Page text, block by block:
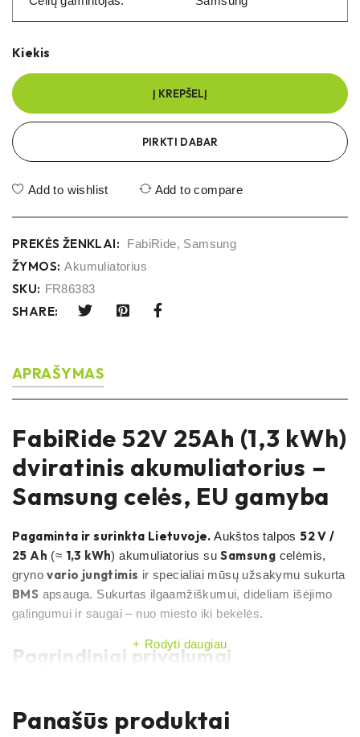
Kiekis
Į KREPŠELĮ
PIRKTI DABAR
Add to wishlist Add to compare
PREKĖS ŽENKLAI: FabiRide, Samsung
ŽYMOS: Akumuliatorius
SKU: FR86383
SHARE:
APRAŠYMAS
FabiRide 52V 25Ah (1,3 kWh)
dviratinis akumuliatorius –
Samsung celės, EU gamyba
Pagaminta ir surinkta Lietuvoje. Aukštos talpos52 V /
25 Ah (≈ 1,3 kWh) akumuliatorius suSamsung celėmis,
grynovario jungtimis ir specialiai mūsų užsakymu sukurta
BMS apsauga. Sukurtas ilgaamžiškumui, dideliam išėjimo
galingumui ir saugai – nuo miesto iki bekelės.
Pagrindiniai privalumai
kiekvienas vienetas
patikrinamas prieš
išsiunčiant
Rodyti daugiau
Panašūs produktai